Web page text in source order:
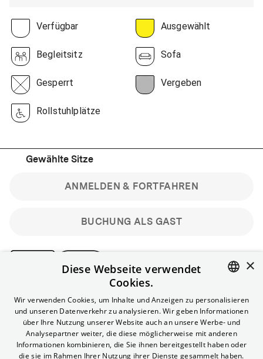
Verfügbar Ausgewählt
Begleitsitz Sofa
Gesperrt Vergeben
Rollstuhlplätze
Gewählte Sitze
BUCHUNG ALS GAST
ANMELDEN & FORTFAHREN
Bitte beachte: Gastbuchungen sind nicht stornierbar.
Registriere dich kostenlos für bis zu 90 min vor Filmbeginn
stornierbare Tickets für reguläre Vorstellungen.
Unlimited-Mitglied? Melde dich an, um deine Benefits
nutzen zu können.
ENGLISH
×
Diese Webseite verwendet
Cookies.
Wir verwenden Cookies, um Inhalte und Anzeigen zu personalisieren
und unseren Datenverkehr zu analysieren. Wir geben Informationen
über Ihre Nutzung unserer Website auch an unsere Werbe- und
Analysepartner weiter, die diese möglicherweise mit anderen
Informationen kombinieren, die Sie ihnen bereitgestellt haben oder
die sie im Rahmen Ihrer Nutzung ihrer Dienste gesammelt haben.